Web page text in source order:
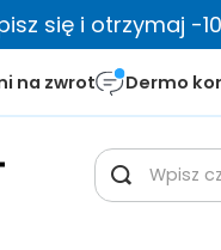
się i otrzymaj -
na zwrot Dermo